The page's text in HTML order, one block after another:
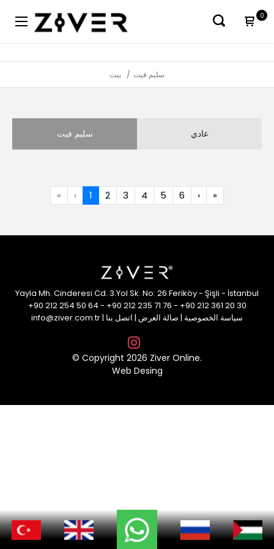
0
بيت سليم فيت
سليم فيت عادي
« ‹ 1 2 3 4 5 6 › »
Yayla Mh. Cinderesi Cd. 3.Yol Sk. No: 26 Feriköy - Şişli - İstanbul
+90 212 254 50 64 - +90 212 235 71 76 - +90 212 361 20 30
info@ziver.com.tr| سياسة الخصوصية | صالة العرض | اتصل بنا
© Copyright 2026 Ziver Online.
Web Desing